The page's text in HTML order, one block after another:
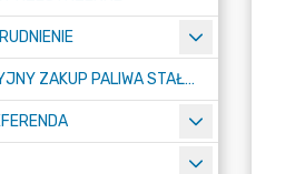
PREFERENCYJNY ZAKUP PALIWA STAŁEGO